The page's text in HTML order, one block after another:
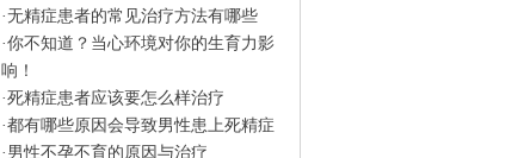
·无精症患者的常见治疗方法有哪些
·你不知道？当心环境对你的生育力影
响！
·死精症患者应该要怎么样治疗
·都有哪些原因会导致男性患上死精症
· 男性不孕不育的原因与治疗